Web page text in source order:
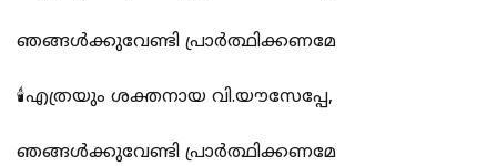
ഞങ്ങൾക്കുവേണ്ടി പ്രാർത്ഥിക്കണമേ
🕯️എത്രയും ശക്തനായ വി.യൗസേപ്പേ,
ഞങ്ങൾക്കുവേണ്ടി പ്രാർത്ഥിക്കണമേ